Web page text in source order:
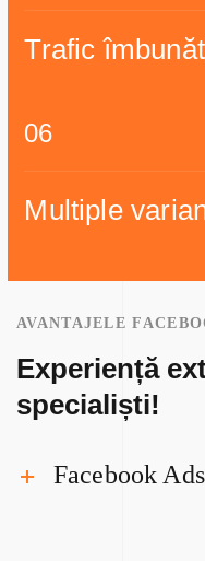
Trafic
06
Multiple
AVANTAJELE
Experiență
specialiști!
Facebook Ads